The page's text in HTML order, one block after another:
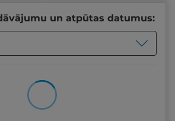
un atpūtas datumus: